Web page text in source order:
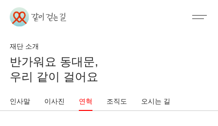
재단 소개
반가워요 동대문,
우리 같이 걸어요
인사말 이사진 연혁 조직도 오시는 길